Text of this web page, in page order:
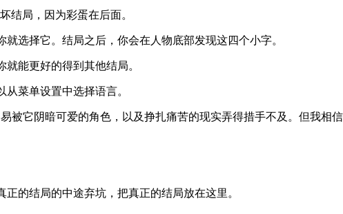
结局，因为彩蛋在后面。
选择它。结局之后，你会在人物底部发现这四个小字。
能更好的得到其他结局。
菜单设置中选择语言。
被它阴暗可爱的角色，以及挣扎痛苦的现实弄得措手不及。但我相
的结局的中途弃坑，把真正的结局放在这里。